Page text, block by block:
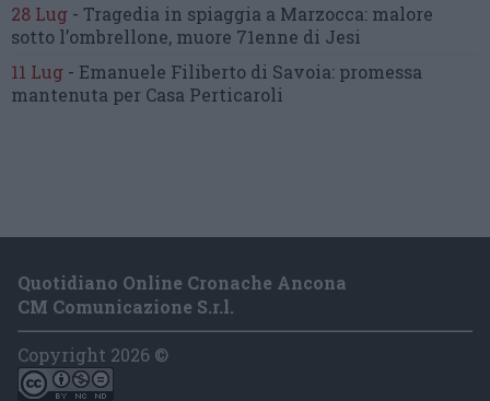
28 Lug - Tragedia in spiaggia a Marzocca: malore
sotto l’ombrellone, muore 71enne di Jesi
11 Lug - Emanuele Filiberto di Savoia: promessa
mantenuta per Casa Perticaroli
Quotidiano Online Cronache Ancona
CM Comunicazione S.r.l.
Copyright 2026 ©